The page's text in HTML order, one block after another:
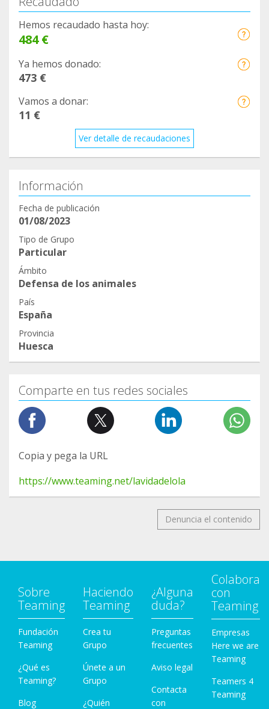
Hemos recaudado hasta hoy:
484 €
Ya hemos donado:
473 €
Vamos a donar:
11 €
Ver detalle de recaudaciones
Información
Fecha de publicación
01/08/2023
Tipo de Grupo
Particular
Ámbito
Defensa de los animales
País
España
Provincia
Huesca
Comparte en tus redes sociales
Copia y pega la URL
https://www.teaming.net/lavidadelola
Denuncia el contenido
Sobre
Teaming
Fundación
Teaming
¿Qué es
Teaming?
Blog
Haciendo
Teaming
Crea tu
Grupo
Únete a un
Grupo
¿Quién
¿Alguna
duda?
Preguntas
frecuentes
Aviso legal
Contacta
con
Colabora
con
Teaming
Empresas
Here we are
Teaming
Teamers 4
Teaming